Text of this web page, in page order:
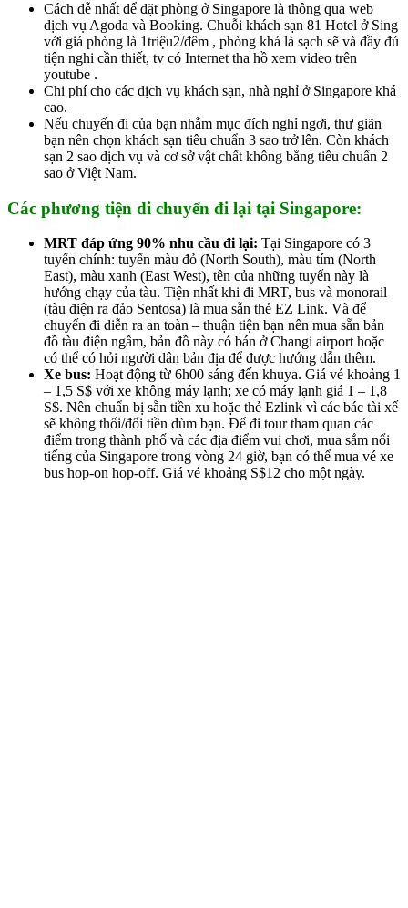
Cách dễ nhất để đặt phòng ở Singapore là thông qua web
dịch vụ Agoda và Booking. Chuỗi khách sạn 81 Hotel ở Sing
với giá phòng là 1triệu2/đêm , phòng khá là sạch sẽ và đầy đủ
tiện nghi cần thiết, tv có Internet tha hồ xem video trên
youtube .
Chi phí cho các dịch vụ khách sạn, nhà nghỉ ở Singapore khá
cao.
Nếu chuyến đi của bạn nhằm mục đích nghỉ ngơi, thư giãn
bạn nên chọn khách sạn tiêu chuẩn 3 sao trở lên. Còn khách
sạn 2 sao dịch vụ và cơ sở vật chất không bằng tiêu chuẩn 2
sao ở Việt Nam.
Các phương tiện di chuyển đi lại tại Singapore:
MRT đáp ứng 90% nhu cầu đi lại: Tại Singapore có 3
tuyến chính: tuyến màu đỏ (North South), màu tím (North
East), màu xanh (East West), tên của những tuyến này là
hướng chạy của tàu. Tiện nhất khi đi MRT, bus và monorail
(tàu điện ra đảo Sentosa) là mua sẵn thẻ EZ Link. Và để
chuyến đi diễn ra an toàn – thuận tiện bạn nên mua sẵn bản
đồ tàu điện ngầm, bản đồ này có bán ở Changi airport hoặc
có thể có hỏi người dân bản địa để được hướng dẫn thêm.
Xe bus: Hoạt động từ 6h00 sáng đến khuya. Giá vé khoảng 1
– 1,5 S$ với xe không máy lạnh; xe có máy lạnh giá 1 – 1,8
S$. Nên chuẩn bị sẵn tiền xu hoặc thẻ Ezlink vì các bác tài xế
sẽ không thối/đổi tiền dùm bạn. Để đi tour tham quan các
điểm trong thành phố và các địa điểm vui chơi, mua sắm nổi
tiếng của Singapore trong vòng 24 giờ, bạn có thể mua vé xe
bus hop-on hop-off. Giá vé khoảng S$12 cho một ngày.